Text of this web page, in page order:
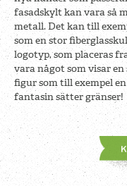
fasadskylt kan vara så
metall. Det kan till
som en stor
logotyp, som placeras
vara något som visar
figur som till exempel
fantasin sätter gränser!